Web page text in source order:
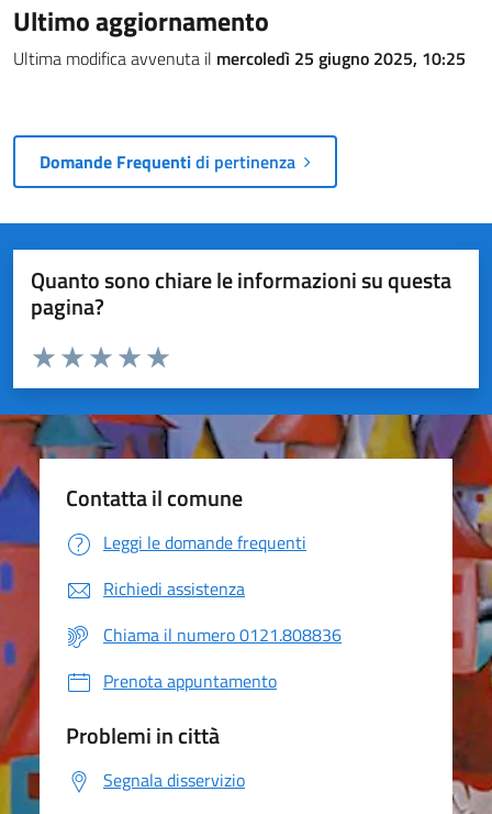
Ultimo aggiornamento
Ultima modifica avvenuta il mercoledì 25 giugno 2025, 10:25
Domande Frequentidi pertinenza
Quanto sono chiare le informazioni su questa
pagina?
Valuta da 1 a 5 stelle la pagina
Valuta 5 stelle su 5
Valuta 4 stelle su 5
Valuta 3 stelle su 5
Valuta 2 stelle su 5
Valuta 1 stelle su 5
Contatta il comune
Leggi le domande frequenti
Richiedi assistenza
Chiama il numero 0121.808836
Prenota appuntamento
Problemi in città
Segnala disservizio